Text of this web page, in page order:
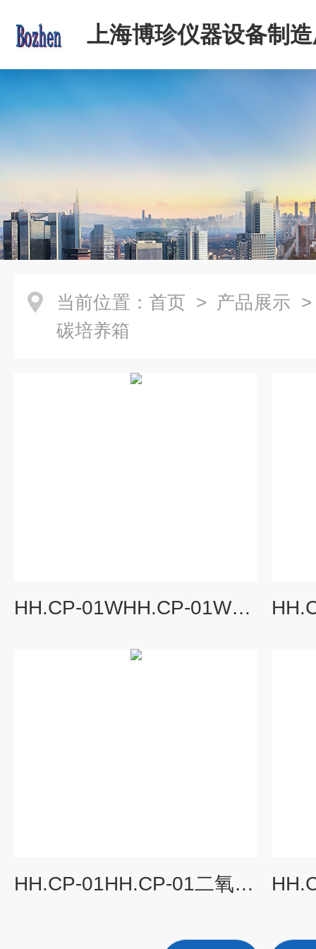
上海博珍仪器设备制
当前位置： 首页 > 产品展示
碳培养箱
HH.CP-01WHH.CP-01W二氧化碳培养箱 恒温箱 上海培养箱
HH.CP-01HH.CP-01二氧化碳培养箱 恒温箱 上海培养箱